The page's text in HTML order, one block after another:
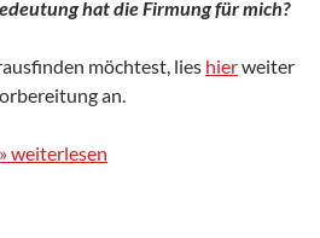
hat die Firmung für mich?
möchtest, lies hierweiter
an.
» weiterlesen